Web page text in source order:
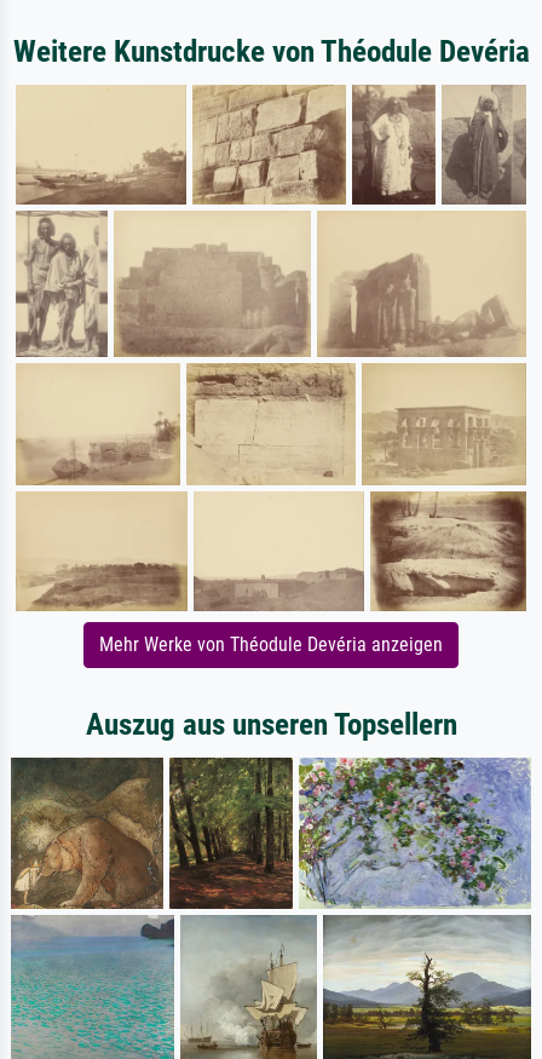
Weitere Kunstdrucke von Théodule Devéria
Mehr Werke von Théodule Devéria anzeigen
Auszug aus unseren Topsellern